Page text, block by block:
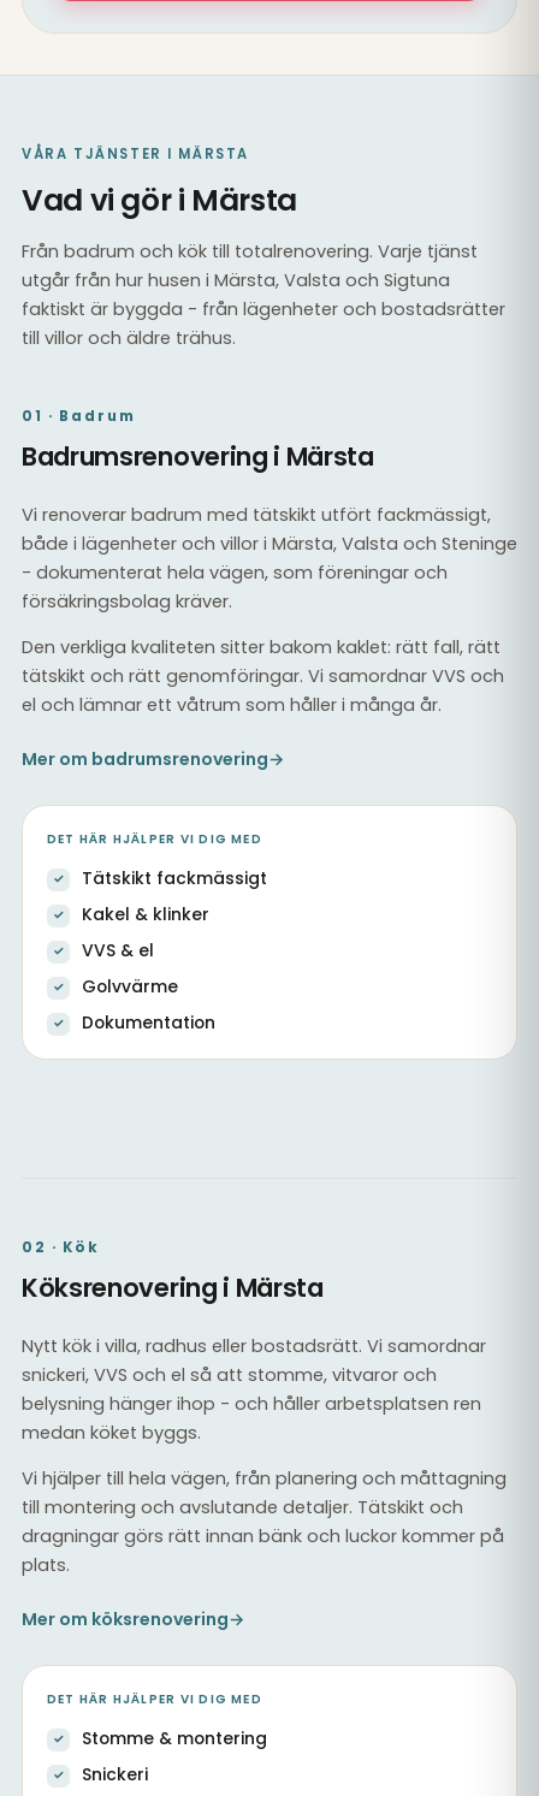
VÅRA TJÄNSTER I MÄRSTA
Vad vi gör i Märsta
Från badrum och kök till totalrenovering. Varje tjänst
utgår från hur husen i Märsta, Valsta och Sigtuna
faktiskt är byggda - från lägenheter och bostadsrätter
till villor och äldre trähus.
01 · Badrum
Badrumsrenovering i Märsta
Vi renoverar badrum med tätskikt utfört fackmässigt,
både i lägenheter och villor i Märsta, Valsta och Steninge
- dokumenterat hela vägen, som föreningar och
försäkringsbolag kräver.
Den verkliga kvaliteten sitter bakom kaklet: rätt fall, rätt
tätskikt och rätt genomföringar. Vi samordnar VVS och
el och lämnar ett våtrum som håller i många år.
Mer om badrumsrenovering→
DET HÄR HJÄLPER VI DIG MED
Tätskikt fackmässigt
Kakel & klinker
VVS & el
Golvvärme
Dokumentation
Helkaklat badrum med nytt tätskikt
02 · Kök
Köksrenovering i Märsta
Nytt kök i villa, radhus eller bostadsrätt. Vi samordnar
snickeri, VVS och el så att stomme, vitvaror och
belysning hänger ihop - och håller arbetsplatsen ren
medan köket byggs.
Vi hjälper till hela vägen, från planering och måttagning
till montering och avslutande detaljer. Tätskikt och
dragningar görs rätt innan bänk och luckor kommer på
plats.
Mer om köksrenovering→
DET HÄR HJÄLPER VI DIG MED
Stomme & montering
Snickeri